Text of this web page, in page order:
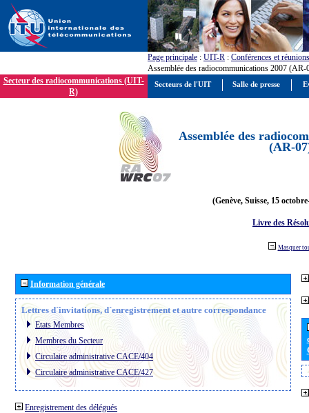
Page principale : UIT-R : Conférences et réunions
Assemblée des radiocommunications 2007 (AR-
Secteur des radiocommunications (UIT-
R)
Assemblée des
(AR-
(Genève, Suisse, 15
Livre des
Masquer
Information générale
Lettres d´invitations, d´enregistrement et autre correspondance
Etats Membres
Membres du Secteur
Circulaire administrative CACE/404
Circulaire administrative CACE/427
Enregistrement des délégués
Secteurs de l'UIT Salle de presse